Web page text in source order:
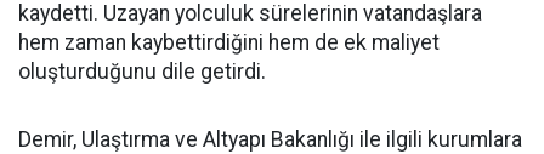
kaydetti. Uzayan yolculuk sürelerinin vatandaşlara
hem zaman kaybettirdiğini hem de ek maliyet
oluşturduğunu dile getirdi.
Demir, Ulaştırma ve Altyapı Bakanlığı ile ilgili kurumlara